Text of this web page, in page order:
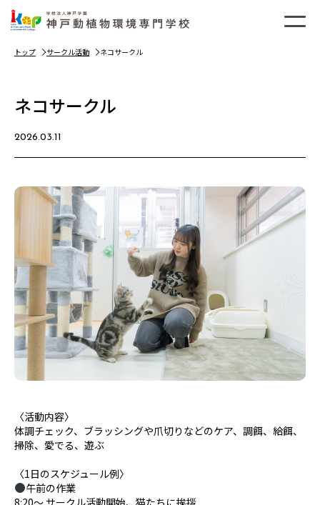
トップ サークル活動 ネコサークル
ネコサークル
2026.03.11
〈活動内容〉
体調チェック、ブラッシングや爪切りなどのケア、調餌、給餌、
掃除、愛でる、遊ぶ
〈1日のスケジュール例〉
午前の作業
8:20〜 サークル活動開始、猫たちに挨拶